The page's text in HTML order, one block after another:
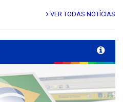
VER TODAS NOTÍCIAS